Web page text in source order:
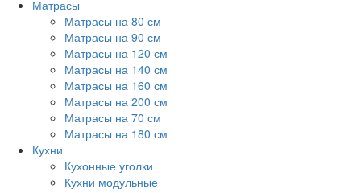
Матрасы
Матрасы на 80 см
Матрасы на 90 см
Матрасы на 120 см
Матрасы на 140 см
Матрасы на 160 см
Матрасы на 200 см
Матрасы на 70 см
Матрасы на 180 см
Кухни
Кухонные уголки
Кухни модульные